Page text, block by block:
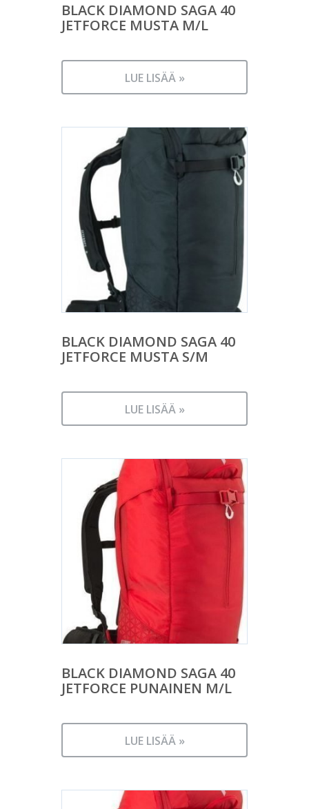
BLACK DIAMOND SAGA 40
JETFORCE MUSTA M/L
LUE LISÄÄ »
BLACK DIAMOND SAGA 40
JETFORCE MUSTA S/M
LUE LISÄÄ »
BLACK DIAMOND SAGA 40
JETFORCE PUNAINEN M/L
LUE LISÄÄ »